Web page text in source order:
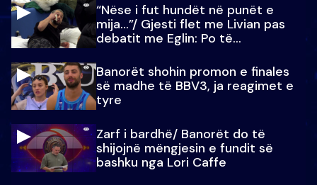
“Nëse i fut hundët në punët e
mija…”/ Gjesti flet me Livian pas
debatit me Eglin: Po të
Banorët shohin promon e finales
së madhe të BBV3, ja reagimet e
tyre
Zarf i bardhë/ Banorët do të
shijojnë mëngjesin e fundit së
bashku nga Lori Caffe